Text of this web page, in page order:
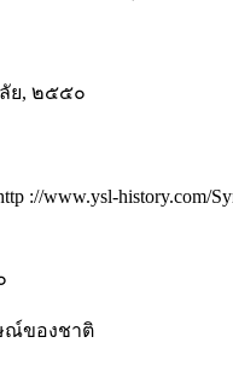
ย, ๒๕๕๐
history.com/
ณ์ของชาติ